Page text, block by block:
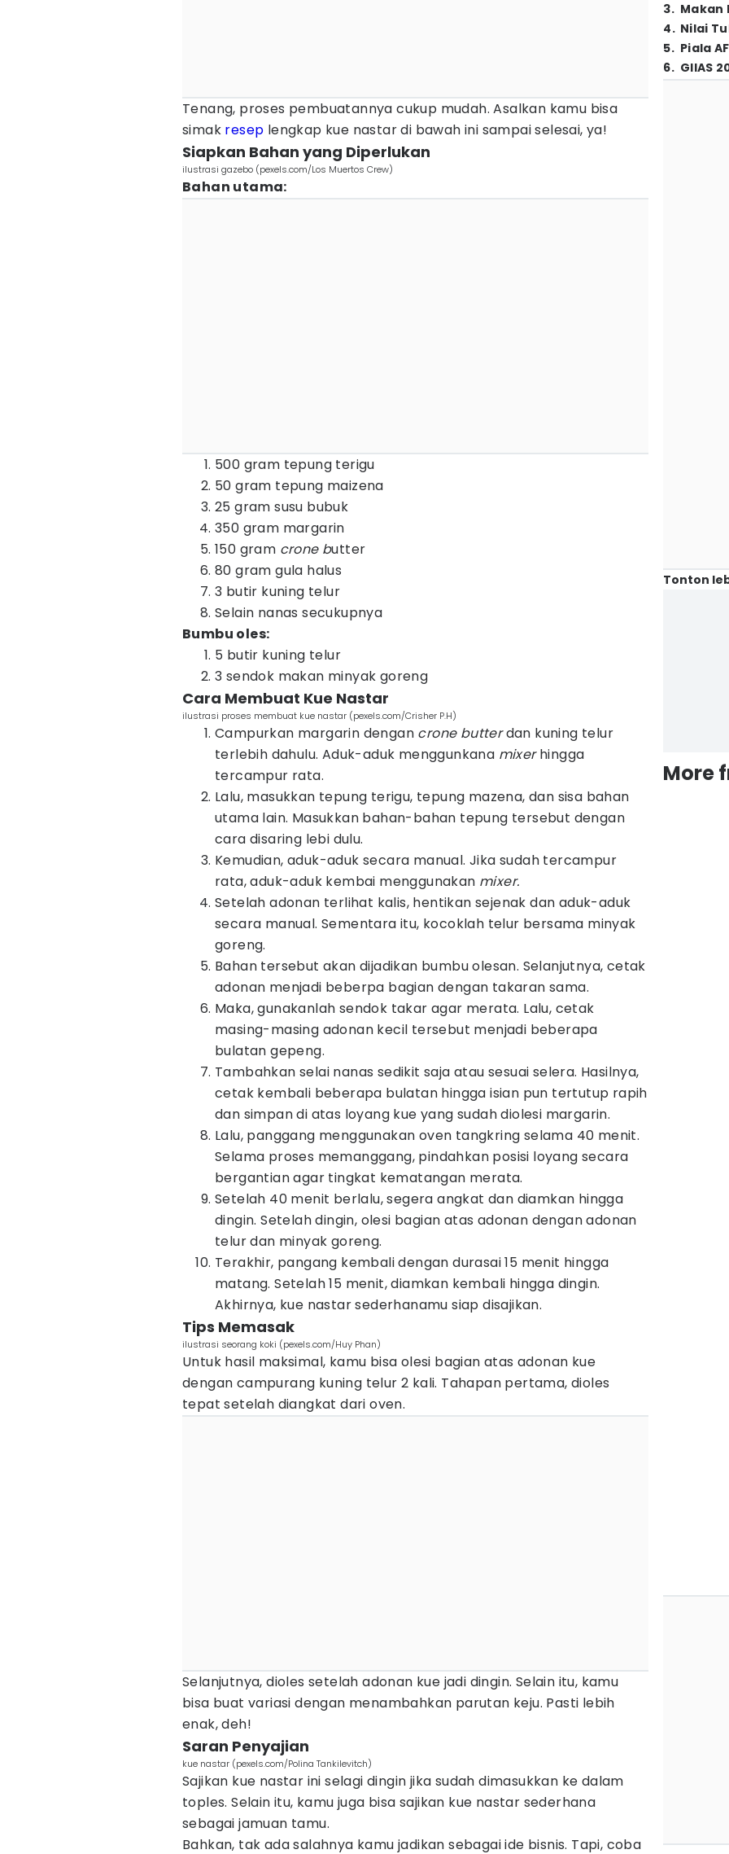
Tenang, proses pembuatannya cukup mudah. Asalkan kamu bisa
simak resep lengkap kue nastar di bawah ini sampai selesai, ya!
Siapkan Bahan yang Diperlukan
ilustrasi gazebo (pexels.com/Los Muertos Crew)
Bahan utama:
500 gram tepung terigu
50 gram tepung maizena
25 gram susu bubuk
350 gram margarin
150 gram crone butter
80 gram gula halus
3 butir kuning telur
Selain nanas secukupnya
Bumbu oles:
5 butir kuning telur
3 sendok makan minyak goreng
Cara Membuat Kue Nastar
ilustrasi proses membuat kue nastar (pexels.com/Crisher P.H)
Campurkan margarin dengan crone butterdan kuning telur
terlebih dahulu. Aduk-aduk menggunkana mixerhingga
tercampur rata.
Lalu, masukkan tepung terigu, tepung mazena, dan sisa bahan
utama lain. Masukkan bahan-bahan tepung tersebut dengan
cara disaring lebi dulu.
Kemudian, aduk-aduk secara manual. Jika sudah tercampur
rata, aduk-aduk kembai menggunakan mixer.
Setelah adonan terlihat kalis, hentikan sejenak dan aduk-aduk
secara manual. Sementara itu, kocoklah telur bersama minyak
goreng.
Bahan tersebut akan dijadikan bumbu olesan. Selanjutnya, cetak
adonan menjadi beberpa bagian dengan takaran sama.
Maka, gunakanlah sendok takar agar merata. Lalu, cetak
masing-masing adonan kecil tersebut menjadi beberapa
bulatan gepeng.
Tambahkan selai nanas sedikit saja atau sesuai selera. Hasilnya,
cetak kembali beberapa bulatan hingga isian pun tertutup rapih
dan simpan di atas loyang kue yang sudah diolesi margarin.
Lalu, panggang menggunakan oven tangkring selama 40 menit.
Selama proses memanggang, pindahkan posisi loyang secara
bergantian agar tingkat kematangan merata.
Setelah 40 menit berlalu, segera angkat dan diamkan hingga
dingin. Setelah dingin, olesi bagian atas adonan dengan adonan
telur dan minyak goreng.
Terakhir, pangang kembali dengan durasai 15 menit hingga
matang. Setelah 15 menit, diamkan kembali hingga dingin.
Akhirnya, kue nastar sederhanamu siap disajikan.
Tips Memasak
ilustrasi seorang koki (pexels.com/Huy Phan)
Untuk hasil maksimal, kamu bisa olesi bagian atas adonan kue
dengan campurang kuning telur 2 kali. Tahapan pertama, dioles
tepat setelah diangkat dari oven.
Selanjutnya, dioles setelah adonan kue jadi dingin. Selain itu, kamu
bisa buat variasi dengan menambahkan parutan keju. Pasti lebih
enak, deh!
Saran Penyajian
kue nastar (pexels.com/Polina Tankilevitch)
Sajikan kue nastar ini selagi dingin jika sudah dimasukkan ke dalam
toples. Selain itu, kamu juga bisa sajikan kue nastar sederhana
sebagai jamuan tamu.
Bahkan, tak ada salahnya kamu jadikan sebagai ide bisnis. Tapi, coba
3. Makan
4. Nilai
5. Piala
6. GIIAS
Tonton
More